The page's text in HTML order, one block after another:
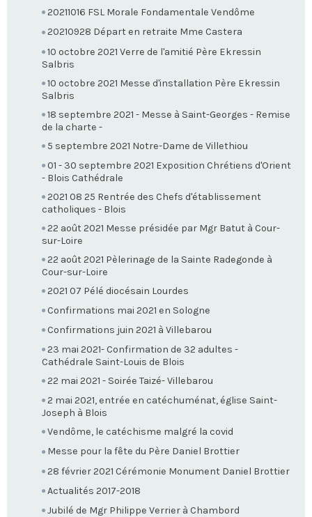
20211016 FSL Morale Fondamentale Vendôme
20210928 Départ en retraite Mme Castera
10 octobre 2021 Verre de l'amitié Père Ekressin
Salbris
10 octobre 2021 Messe d'installation Père Ekressin
Salbris
18 septembre 2021 - Messe à Saint-Georges - Remise
de la charte -
5 septembre 2021 Notre-Dame de Villethiou
01 - 30 septembre 2021 Exposition Chrétiens d'Orient
- Blois Cathédrale
2021 08 25 Rentrée des Chefs d'établissement
catholiques - Blois
22 août 2021 Messe présidée par Mgr Batut à Cour-
sur-Loire
22 août 2021 Pèlerinage de la Sainte Radegonde à
Cour-sur-Loire
2021 07 Pélé diocésain Lourdes
Confirmations mai 2021 en Sologne
Confirmations juin 2021 à Villebarou
23 mai 2021- Confirmation de 32 adultes -
Cathédrale Saint-Louis de Blois
22 mai 2021 - Soirée Taizé- Villebarou
2 mai 2021, entrée en catéchuménat, église Saint-
Joseph à Blois
Vendôme, le catéchisme malgré la covid
Messe pour la fête du Père Daniel Brottier
28 février 2021 Cérémonie Monument Daniel Brottier
Actualités 2017-2018
Jubilé de Mgr Philippe Verrier à Chambord